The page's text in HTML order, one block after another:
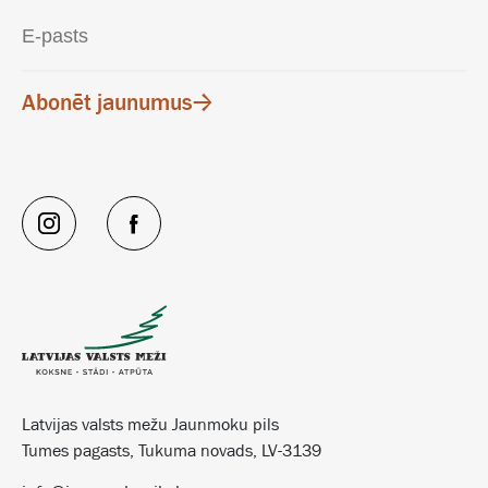
Latvijas valsts mežu Jaunmoku pils
Tumes pagasts, Tukuma novads, LV-3139
Abonēt jaunumus